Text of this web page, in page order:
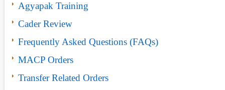
Agyapak Training
Cader Review
Frequently Asked Questions (FAQs)
MACP Orders
Transfer Related Orders